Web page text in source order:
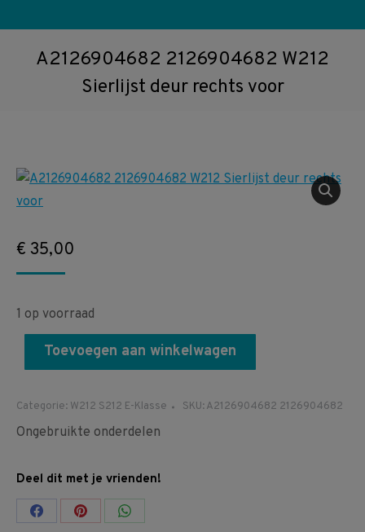
A2126904682 2126904682 W212
Sierlijst deur rechts voor
€ 35,00
1 op voorraad
Toevoegen aan winkelwagen
Categorie: W212 S212 E-Klasse SKU:A2126904682 2126904682
Ongebruikte onderdelen
Deel dit met je vrienden!
Share Share Share